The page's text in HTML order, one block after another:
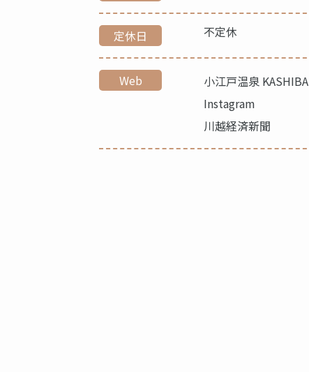
定休日 不定休
Web
小江戸温泉 KASHIBA
Instagram
川越経済新聞